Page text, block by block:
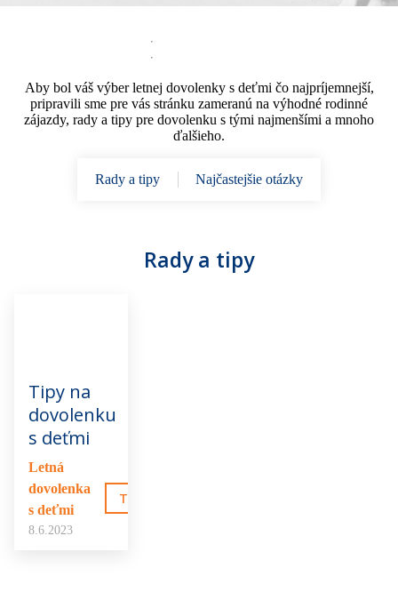
Aby bol váš výber letnej dovolenky s deťmi čo najpríjemnejší,
pripravili sme pre vás stránku zameranú na výhodné rodinné
zájazdy, rady a tipy pre dovolenku s tými najmenšími a mnoho
ďalšieho.
Rady a tipy Najčastejšie otázky
Rady a tipy
Tipy na
dovolenku
s deťmi
Letná
dovolenka
s deťmi
8.6.2023
TO MA ZAUJÍMA